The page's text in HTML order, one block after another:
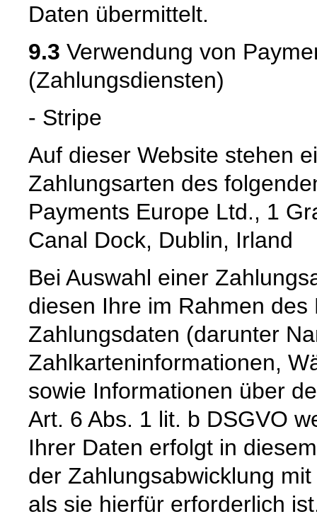
Daten übermittelt.
9.3 Verwendung von
(Zahlungsdiensten)
- Stripe
Auf dieser Website stehen
Zahlungsarten des
Payments Europe Ltd., 1
Canal Dock, Dublin, Irland
Bei Auswahl einer
diesen Ihre im Rahmen
Zahlungsdaten (darunter
Zahlkarteninformationen,
sowie Informationen über
Art. 6 Abs. 1 lit. b DSGVO
Ihrer Daten erfolgt in
der Zahlungsabwicklung
als sie hierfür erforderlich